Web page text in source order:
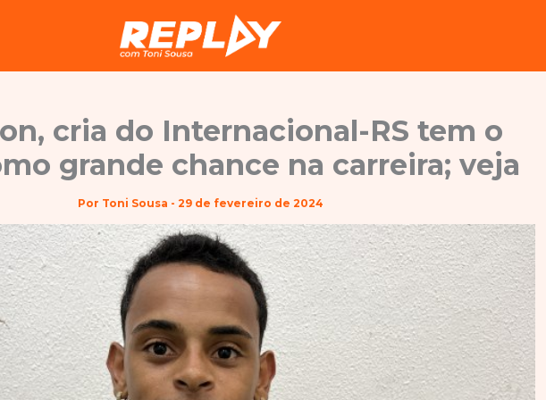
cria do Internacional-RS tem o
grande chance na carreira; veja
Por Toni Sousa - 29 de fevereiro de 2024